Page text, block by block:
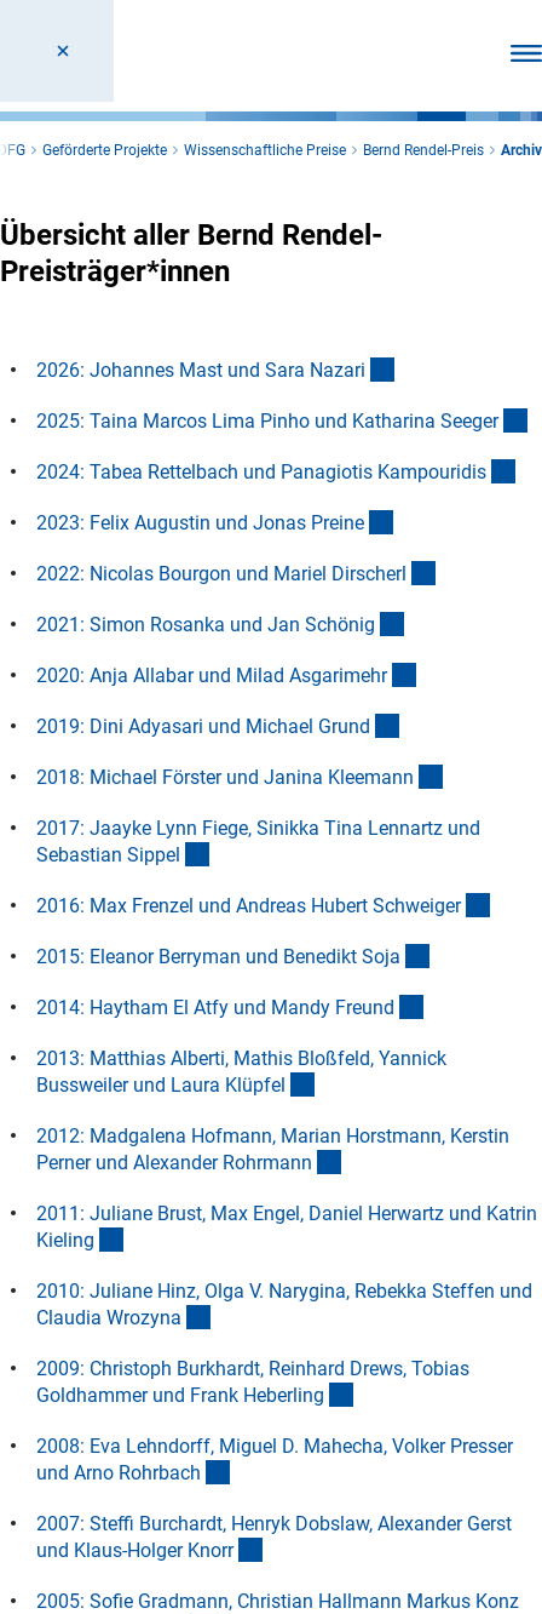
Geförderte Projekte Wissenschaftliche Preise Bernd Rendel-Preis Archiv
Übersicht aller Bernd Rendel-
Preisträger*innen
2026: Johannes Mast und Sara Nazari
2025: Taina Marcos Lima Pinho und Katharina Seeger
2024: Tabea Rettelbach und Panagiotis Kampouridis
2023: Felix Augustin und Jonas Preine
2022: Nicolas Bourgon und Mariel Dirscherl
2021: Simon Rosanka und Jan Schönig
2020: Anja Allabar und Milad Asgarimehr
2019: Dini Adyasari und Michael Grund
2018: Michael Förster und Janina Kleemann
2017: Jaayke Lynn Fiege, Sinikka Tina Lennartz und
Sebastian Sippel
2016: Max Frenzel und Andreas Hubert Schweiger
2015: Eleanor Berryman und Benedikt Soja
2014: Haytham El Atfy und Mandy Freund
2013: Matthias Alberti, Mathis Bloßfeld, Yannick
Bussweiler und Laura Klüpfel
2012: Madgalena Hofmann, Marian Horstmann, Kerstin
Perner und Alexander Rohrmann
2011: Juliane Brust, Max Engel, Daniel Herwartz und Katrin
Kieling
2010: Juliane Hinz, Olga V. Narygina, Rebekka Steffen und
Claudia Wrozyna
2009: Christoph Burkhardt, Reinhard Drews, Tobias
Goldhammer und Frank Heberling
2008: Eva Lehndorff, Miguel D. Mahecha, Volker Presser
und Arno Rohrbach
2007: Steffi Burchardt, Henryk Dobslaw, Alexander Gerst
und Klaus-Holger Knorr
2005: Sofie Gradmann, Christian Hallmann Markus Konz